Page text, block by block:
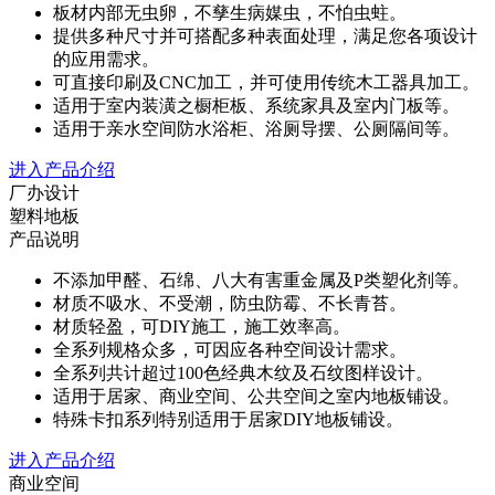
板材内部无虫卵，不孳生病媒虫，不怕虫蛀。
提供多种尺寸并可搭配多种表面处理，满足您各项设计
的应用需求。
可直接印刷及CNC加工，并可使用传统木工器具加工。
适用于室内装潢之橱柜板、系统家具及室内门板等。
适用于亲水空间防水浴柜、浴厕导摆、公厕隔间等。
进入产品介绍
厂办设计
塑料地板
产品说明
不添加甲醛、石绵、八大有害重金属及P类塑化剂等。
材质不吸水、不受潮，防虫防霉、不长青苔。
材质轻盈，可DIY施工，施工效率高。
全系列规格众多，可因应各种空间设计需求。
全系列共计超过100色经典木纹及石纹图样设计。
适用于居家、商业空间、公共空间之室内地板铺设。
特殊卡扣系列特别适用于居家DIY地板铺设。
进入产品介绍
商业空间